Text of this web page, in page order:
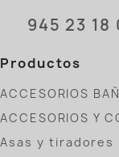
945 23 18
Productos
ACCESORIOS
ACCESORIOS Y
Asas y tiradores